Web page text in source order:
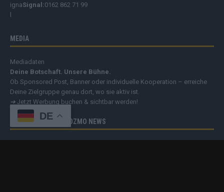
Signal:0162 862 71 99
MEDIA
Mediadaten
Deine Botschaft. Unsere Bühne.
Ob Sponsored Post, Banner oder individuelle Kooperation – erreiche
Deine Zielgruppe genau dort, wo sie aktiv ist.
➔ Jetzt Werbung buchen & sichtbar werden!
EIN ANGEBOT DER COZMO NEWS
DE